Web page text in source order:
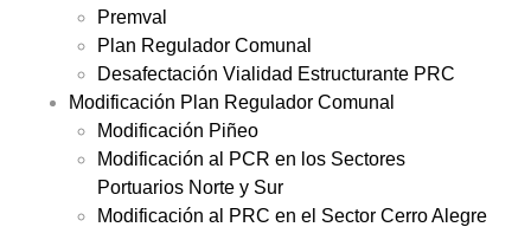
Premval
Plan Regulador Comunal
Desafectación Vialidad Estructurante PRC
Modificación Plan Regulador Comunal
Modificación Piñeo
Modificación al PCR en los Sectores
Portuarios Norte y Sur
Modificación al PRC en el Sector Cerro Alegre